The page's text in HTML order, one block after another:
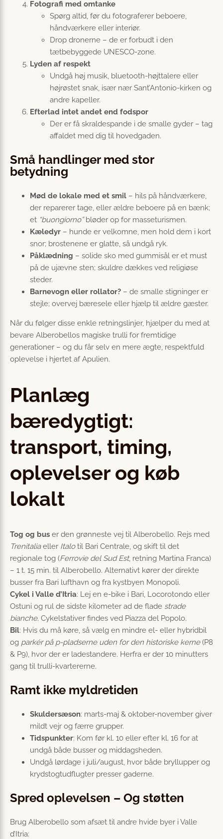
Fotografi med omtanke
Spørg altid, før du fotograferer beboere,
håndværkere eller interiør.
Drop dronerne – de er forbudt i den
tætbebyggede UNESCO-zone.
Lyden af respekt
Undgå høj musik, bluetooth-højttalere eller
højrøstet snak, især nær Sant’Antonio-kirken og
andre kapeller.
Efterlad intet andet end fodspor
Der er få skraldespande i de smalle gyder – tag
affaldet med dig til hovedgaden.
Små handlinger med stor
betydning
Mød de lokale med et smil – hils på håndværkere,
der reparerer tage, eller ældre beboere på en bænk;
et “buongiorno”bløder op for masseturismen.
Kæledyr – hunde er velkomne, men hold dem i kort
snor; brostenene er glatte, så undgå ryk.
Påklædning – solide sko med gummisål er et must
på de ujævne sten; skuldre dækkes ved religiøse
steder.
Barnevogn eller rollator? – de smalle stigninger er
stejle; overvej bæresele eller hjælp til ældre gæster.
Når du følger disse enkle retningslinjer, hjælper du med at
bevare Alberobellos magiske trulli for fremtidige
generationer – og du får selv en mere ægte, respektfuld
oplevelse i hjertet af Apulien.
Planlæg
bæredygtigt:
transport, timing,
oplevelser og køb
lokalt
Tog og bus er den grønneste vej til Alberobello. Rejs med
Trenitaliaeller Italotil Bari Centrale, og skift til det
regionale tog (Ferrovie del Sud Est, retning Martina Franca)
– 1 t. 15 min. til Alberobello. Alternativt kører der direkte
busser fra Bari lufthavn og fra kystbyen Monopoli.
Cykel i Valle d’Itria: Lej en e-bike i Bari, Locorotondo eller
Ostuni og rul de sidste kilometer ad de flade strade
bianche. Cykelstativer findes ved Piazza del Popolo.
Bil: Hvis du må køre, så vælg en mindre el- eller hybridbil
og parkér på p-pladserne uden for den historiske kerne(P8
& P9), hvor der er ladestandere. Herfra er der 10 minutters
gang til trulli-kvartererne.
Ramt ikke myldretiden
Skuldersæson: marts-maj & oktober-november giver
mildt vejr og færre grupper.
Tidspunkter: Kom før kl. 10 eller efter kl. 16 for at
undgå både busser og middagsheden.
Undgå lørdage i juli/august, hvor både bryllupper og
krydstogtudflugter presser gaderne.
Spred oplevelsen – Og støtten
Brug Alberobello som afsæt til andre hvide byer i Valle
d’Itria: